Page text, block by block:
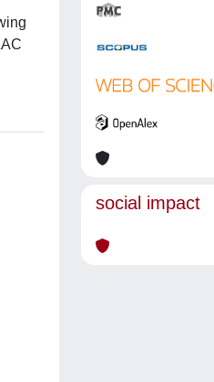
social impact